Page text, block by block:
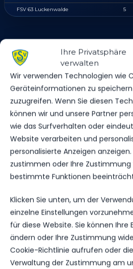
Ihre Privatsphäre
verwalten
Wir verwenden Technologien wie
Geräteinformationen zu
zuzugreifen. Wenn Sie diesen
können wir und unsere Partner
wie das Surfverhalten oder
Website verarbeiten und
personalisierte Anzeigen
zustimmen oder Ihre
bestimmte Funktionen
Klicken Sie unten, um der
einzelne Einstellungen
für diese Website. Sie können Ihre
ändern oder Ihre Zustimmung
Cookie-Richtlinie aufrufen oder
Verwaltung der Zustimmung am
FSV 63 Luckenwalde 5
SPIELSTATISTIKEN
SV SPARTA
FSV 63
0 TORE
0 GELBE
0 ROTE